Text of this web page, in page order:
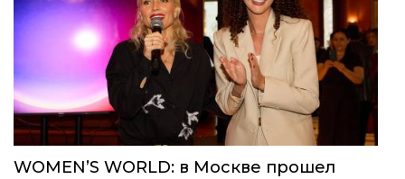
WOMEN’S WORLD: в Москве прошел